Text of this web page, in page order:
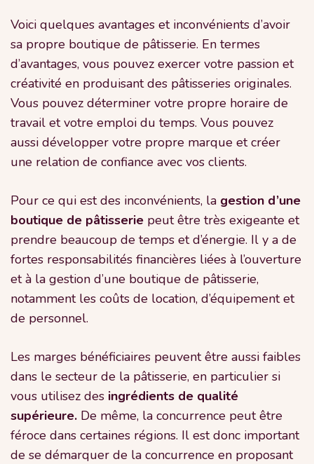
Voici quelques avantages et inconvénients d’avoir
sa propre boutique de pâtisserie. En termes
d’avantages, vous pouvez exercer votre passion et
créativité en produisant des pâtisseries originales.
Vous pouvez déterminer votre propre horaire de
travail et votre emploi du temps. Vous pouvez
aussi développer votre propre marque et créer
une relation de confiance avec vos clients.
Pour ce qui est des inconvénients, la gestion d’une
boutique de pâtisserie peut être très exigeante et
prendre beaucoup de temps et d’énergie. Il y a de
fortes responsabilités financières liées à l’ouverture
et à la gestion d’une boutique de pâtisserie,
notamment les coûts de location, d’équipement et
de personnel.
Les marges bénéficiaires peuvent être aussi faibles
dans le secteur de la pâtisserie, en particulier si
vous utilisez des ingrédients de qualité
supérieure. De même, la concurrence peut être
féroce dans certaines régions. Il est donc important
de se démarquer de la concurrence en proposant